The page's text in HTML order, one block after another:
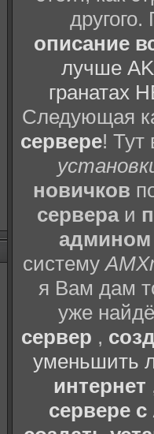
описание
лучше
гранатах
Следующая
сервере! Тут
новичков
сервераи
админом
систему
я Вам дам
уже
сервер ,
уменьшить
интернет
сервере